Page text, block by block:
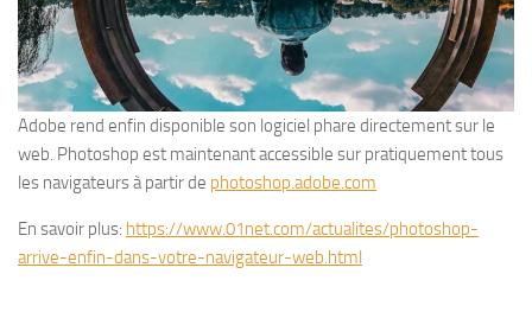
Adobe rend enfin disponible son logiciel phare directement sur le
web. Photoshop est maintenant accessible sur pratiquement tous
les navigateurs à partir de photoshop.adobe.com
En savoir plus: https://www.01net.com/actualites/photoshop-
arrive-enfin-dans-votre-navigateur-web.html